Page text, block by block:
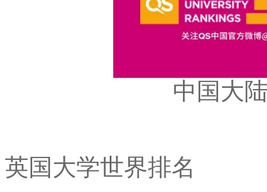
中国大
英国大学世界排名